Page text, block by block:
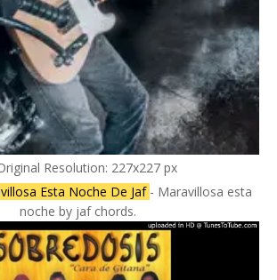
Resolution: 227x227 px
Esta Noche De Jaf - Maravillosa esta
noche by jaf chords.